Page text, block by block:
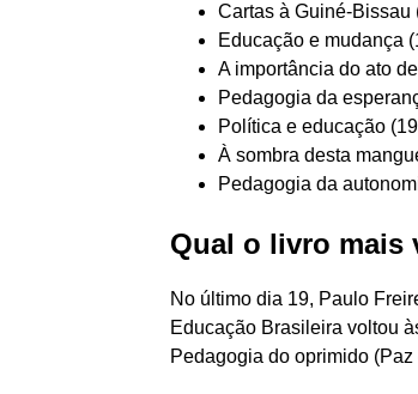
Cartas à Guiné-Bissau
Educação e mudança
A importância do ato
Pedagogia da
Política e educação
À sombra desta
Pedagogia da
Qual o livro mais
No último dia 19, Paulo
Educação Brasileira voltou
Pedagogia do oprimido (Paz